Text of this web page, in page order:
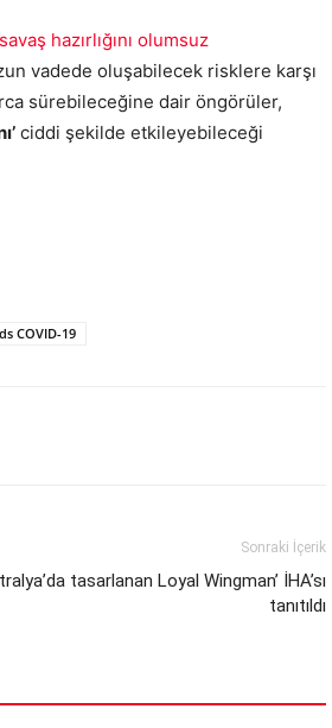
savaş hazırlığını olumsuz
vadede oluşabilecek risklere karşı
sürebileceğine dair öngörüler,
ciddi şekilde etkileyebileceği
COVID-19
Sonraki İçerik
tasarlanan Loyal Wingman’ İHA’sı
tanıtıldı